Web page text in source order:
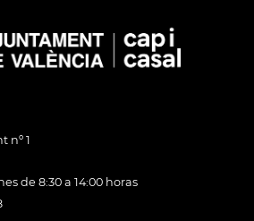
nº 1
de 8:30 a 14:00 horas